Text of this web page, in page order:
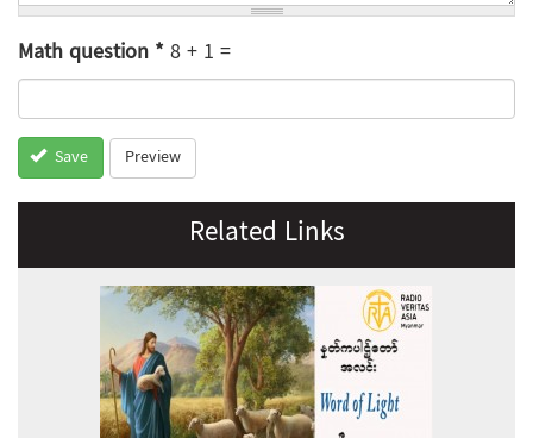
Math question*8 + 1 =
Save Preview
Related Links